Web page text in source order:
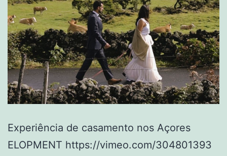
Experiência de casamento nos Açores
ELOPMENT https://vimeo.com/304801393